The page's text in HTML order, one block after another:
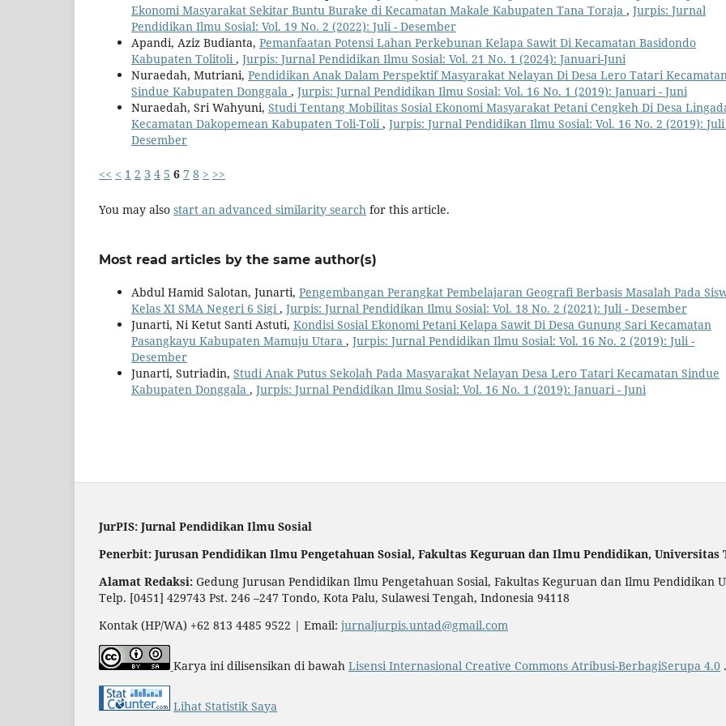
Ekonomi Masyarakat Sekitar Buntu Burake di Kecamatan Makale Kabupaten Tana Toraja , Jurpis: Jurnal
Pendidikan Ilmu Sosial: Vol. 19 No. 2 (2022): Juli - Desember
Apandi, Aziz Budianta, Pemanfaatan Potensi Lahan Perkebunan Kelapa Sawit Di Kecamatan Basidondo
Kabupaten Tolitoli, Jurpis: Jurnal Pendidikan Ilmu Sosial: Vol. 21 No. 1 (2024): Januari-Juni
Nuraedah, Mutriani, Pendidikan Anak Dalam Perspektif Masyarakat Nelayan Di Desa Lero Tatari
Sindue Kabupaten Donggala , Jurpis: Jurnal Pendidikan Ilmu Sosial: Vol. 16 No. 1 (2019): Januari - Juni
Nuraedah, Sri Wahyuni, Studi Tentang Mobilitas Sosial Ekonomi Masyarakat Petani Cengkeh Di Desa
Kecamatan Dakopemean Kabupaten Toli-Toli, Jurpis: Jurnal Pendidikan Ilmu Sosial: Vol. 16 No. 2 (2019): Juli
Desember
<< < 1 2 3 4 5 6 7 8 > >>
You may also start an advanced similarity search for this article.
Most read articles by the same author(s)
Abdul Hamid Salotan, Junarti, Pengembangan Perangkat Pembelajaran Geografi Berbasis Masalah Pada
Kelas XI SMA Negeri 6 Sigi, Jurpis: Jurnal Pendidikan Ilmu Sosial: Vol. 18 No. 2 (2021): Juli - Desember
Junarti, Ni Ketut Santi Astuti, Kondisi Sosial Ekonomi Petani Kelapa Sawit Di Desa Gunung Sari Kecamatan
Pasangkayu Kabupaten Mamuju Utara , Jurpis: Jurnal Pendidikan Ilmu Sosial: Vol. 16 No. 2 (2019): Juli -
Desember
Junarti, Sutriadin, Studi Anak Putus Sekolah Pada Masyarakat Nelayan Desa Lero Tatari Kecamatan Sindue
Kabupaten Donggala , Jurpis: Jurnal Pendidikan Ilmu Sosial: Vol. 16 No. 1 (2019): Januari - Juni
JurPIS: Jurnal Pendidikan Ilmu Sosial
Penerbit: Jurusan Pendidikan Ilmu Pengetahuan Sosial, Fakultas Keguruan dan Ilmu Pendidikan, Universitas
Alamat Redaksi: Gedung Jurusan Pendidikan Ilmu Pengetahuan Sosial, Fakultas Keguruan dan Ilmu Pendidikan
Telp. [0451] 429743 Pst. 246 –247 Tondo, Kota Palu, Sulawesi Tengah, Indonesia 94118
Kontak (HP/WA) +62 813 4485 9522 | Email: jurnaljurpis.untad@gmail.com
Karya ini dilisensikan di bawah Lisensi Internasional Creative Commons Atribusi-BerbagiSerupa 4.0 .
Lihat Statistik Saya